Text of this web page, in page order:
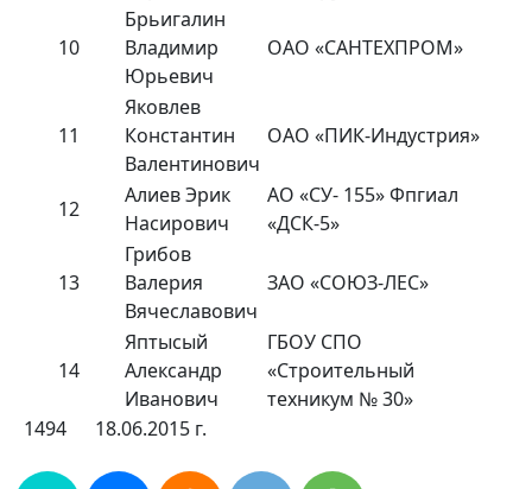
10
Брьигалин
Владимир
Юрьевич
ОАО «САНТЕХПРОМ»
11
Яковлев
Константин
Валентинович
ОАО «ПИК-Индустрия»
12
Алиев Эрик
Насирович
АО «СУ- 155» Фпгиал
«ДСК-5»
13
Грибов
Валерия
Вячеславович
ЗАО «СОЮЗ-ЛЕС»
14
Яптысый
Александр
Иванович
ГБОУ СПО
«Строительный
техникум № 30»
1494
18.06.2015 г.